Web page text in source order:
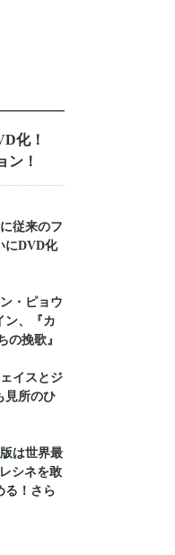
化！
ン！
従来のフ
にDVD化
・ピョウ
ン、『カ
挽歌』
イスとジ
見所のひ
は世界最
シネを敢
る！さら